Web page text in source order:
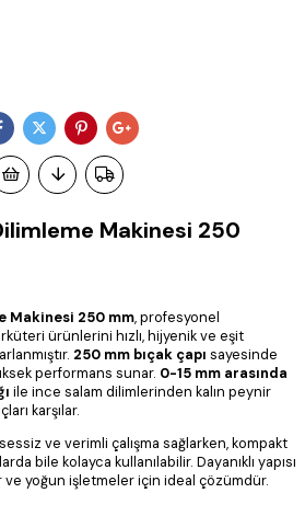
Makinesi 250
Makinesi 250 mm, profesyonel
ürünlerini hızlı, hijyenik ve eşit
250 mm bıçak çapı sayesinde
performans sunar. 0-15 mm arasında
ile ince salam dilimlerinden kalın peynir
karşılar.
ve verimli çalışma sağlarken, kompakt
bile kolayca kullanılabilir. Dayanıklı yapısı
ve yoğun işletmeler için ideal çözümdür.